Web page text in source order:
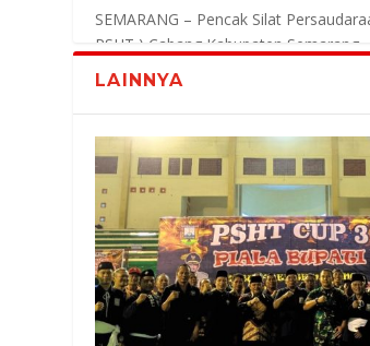
SEMARANG – Pencak Silat
PSHT ) Cabang Kabupaten Semarang...
LAINNYA